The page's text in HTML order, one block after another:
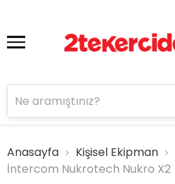
Anasayfa Kişisel Ekipman
İntercom Nukrotech Nukro X2